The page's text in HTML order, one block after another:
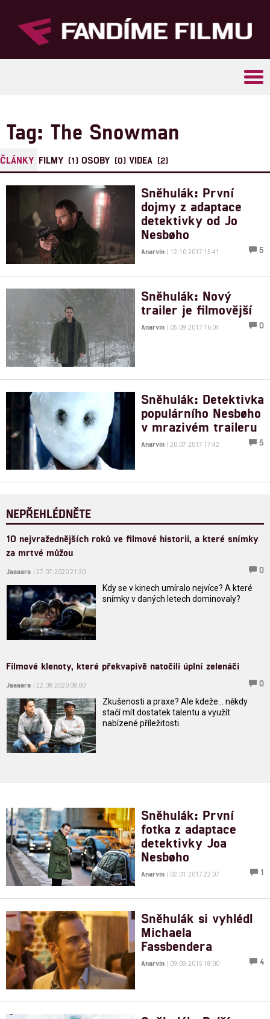
Tag: The Snowman
ČLÁNKY FILMY (1) OSOBY (0) VIDEA (2)
Sněhulák: První
dojmy z adaptace
detektivky od Jo
Nesbøho
Anarvin | 12.10.2017 15:41 5
Sněhulák: Nový
trailer je filmovější
Anarvin | 05.09.2017 16:04 0
Sněhulák: Detektivka
populárního Nesbøho
v mrazivém traileru
Anarvin | 20.07.2017 17:42 5
NEPŘEHLÉDNĚTE
10 nejvražednějších roků ve filmové historii, a které snímky
za mrtvé můžou
Jaaaara | 27.07.2020 21:30
0
Kdy se v kinech umíralo nejvíce? A které
snímky v daných letech dominovaly?
Filmové klenoty, které překvapivě natočili úplní zelenáči
Jaaaara | 22.08.2020 08:00
0
Zkušenosti a praxe? Ale kdeže... někdy
stačí mít dostatek talentu a využít
nabízené příležitosti.
Sněhulák: První
fotka z adaptace
detektivky Joa
Nesbøho
Anarvin | 02.01.2017 22:07 1
Sněhulák si vyhlédl
Michaela
Fassbendera
Anarvin | 09.09.2015 18:00 4